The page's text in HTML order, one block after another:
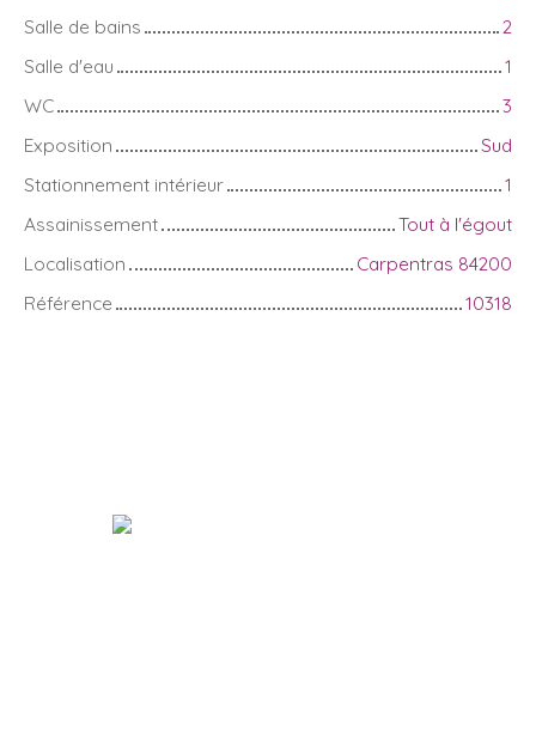
Salle de bains
2
Salle d'eau
1
WC
3
Exposition
Sud
Stationnement intérieur
1
Assainissement
Tout à l'égout
Localisation
Carpentras 84200
Référence
10318